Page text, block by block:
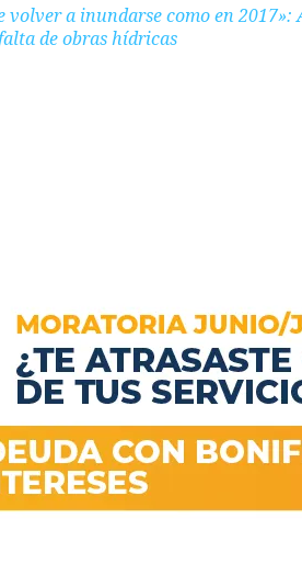
volver a inundarse como en 2017»:
de obras hídricas